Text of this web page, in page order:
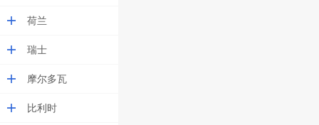
荷兰
瑞士
摩尔多瓦
比利时